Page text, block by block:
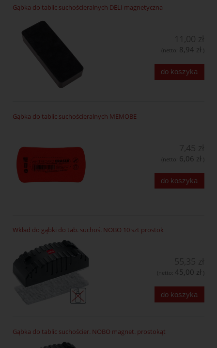
Gąbka do tablic suchościeralnych DELI magnetyczna
(netto: 8,94 zł )
do koszyka
Gąbka do tablic suchościeralnych MEMOBE
(netto: 6,06 zł )
do koszyka
Wkład do gąbki do tab. suchoś. NOBO 10 szt prostok
(netto: 45,00 zł )
do koszyka
Gąbka do tablic suchościer. NOBO magnet. prostokąt